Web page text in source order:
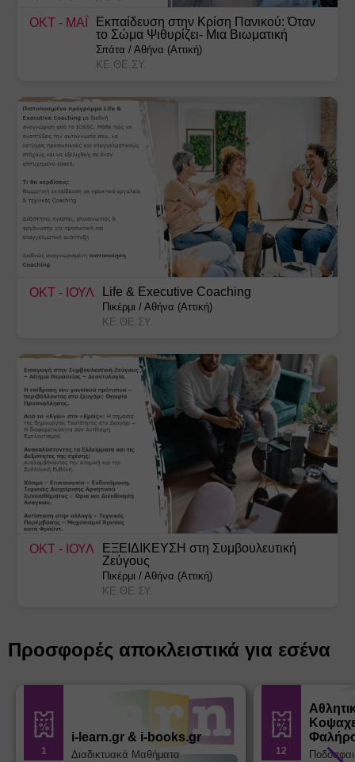
ΟΚΤ - ΜΑΪ
Εκπαίδευση στην Κρίση Πανικού: Όταν
το Σώμα Ψιθυρίζει- Μια Βιωματική
Προσέγγιση
Σπάτα /Αθήνα (Αττική)
ΚΕ.ΘΕ.ΣΥ.
ΟΚΤ - ΙΟΥΛ Life & Executive Coaching
Πικέρμι /Αθήνα (Αττική)
ΚΕ.ΘΕ.ΣΥ.
ΟΚΤ - ΙΟΥΛ
ΕΞΕΙΔΙΚΕΥΣΗ στη Συμβουλευτική
Ζεύγους
Πικέρμι /Αθήνα (Αττική)
ΚΕ.ΘΕ.ΣΥ.
Προσφορές αποκλειστικά για εσένα
1
i-learn.gr & i-books.gr
Διαδικτυακά Μαθήματα 12